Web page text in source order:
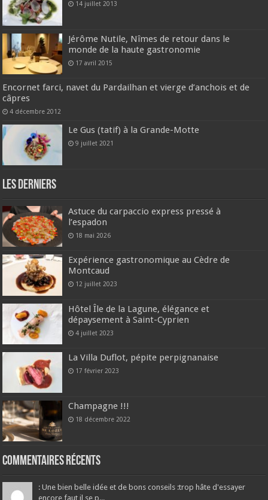
14 juillet 2013
Jérôme Nutile, Nîmes de retour dans le
monde de la haute gastronomie
17 avril 2015
Encornet farci, navet du Pardailhan et vierge d’anchois et de
câpres
4 décembre 2012
Le Gus (tatif) à la Grande-Motte
9 juillet 2021
Les derniers
Astuce du carpaccio express pressé à
l’espadon
18 mai 2026
Expérience gastronomique au Cèdre de
Montcaud
12 juillet 2023
Hôtel Île de la Lagune, élégance et
dépaysement à Saint-Cyprien
4 juillet 2023
La Villa Duflot, pépite perpignanaise
17 février 2023
Champagne !!!
18 décembre 2022
Commentaires récents
: Une bien belle idée et de bons conseils :trop hâte d'essayer
encore faut il se p...